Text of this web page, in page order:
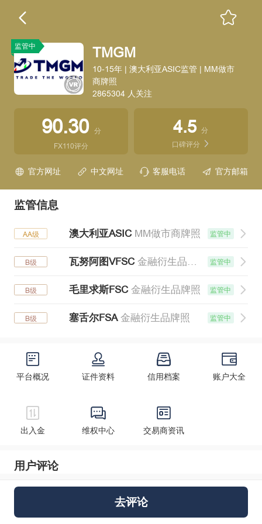
监管中 TMGM
10-15年 | 澳大利亚ASIC监管 | MM做市
商牌照
2865304 人关注
90.30 分
FX110评分
4.5分
口碑评分
官方网址 中文网址 客服电话 官方邮箱
监管信息
AA级 澳大利亚ASICMM做市商牌照 监管中
B级 瓦努阿图VFSC金融衍生品牌照 监管中
B级 毛里求斯FSC金融衍生品牌照 监管中
B级 塞舌尔FSA金融衍生品牌照 监管中
平台概况 证件资料 信用档案 账户大全
出入金 维权中心 交易商资讯
用户评论
去评论